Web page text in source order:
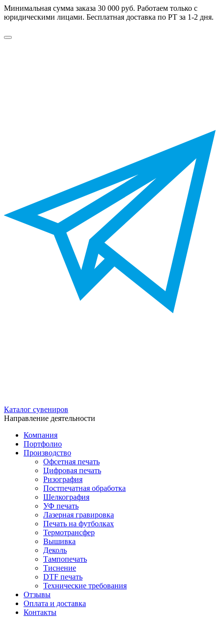
Минимальная сумма заказа 30 000 руб. Работаем только с
юридическими лицами. Бесплатная доставка по РТ за 1-2 дня.
Каталог сувениров
Направление деятельности
Компания
Портфолио
Производство
Офсетная печать
Цифровая печать
Ризография
Постпечатная обработка
Шелкография
УФ печать
Лазерная гравировка
Печать на футболках
Термотрансфер
Вышивка
Деколь
Тампопечать
Тиснение
DTF печать
Технические требования
Отзывы
Оплата и доставка
Контакты